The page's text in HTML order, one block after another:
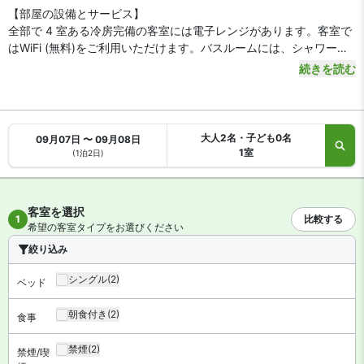
【部屋の設備とサービス】
全部で 4 室ある冷房完備の客室には電子レンジがあります。客室で
はWiFi (無料)をご利用いただけます。バスルームには、シャワー付
き浴槽、ヘアドライヤー、スリッパが備わっています。デスクやコ
続きを読む
09月07日 〜 09月08日
(1泊2日)
大人2名・子ども0名
1室
1
客室を選択
希望の客室タイプをお選びください
比較する
絞り込み
ベッド シングル(2)
食事 朝食付き (2)
禁煙/喫
禁煙(2)